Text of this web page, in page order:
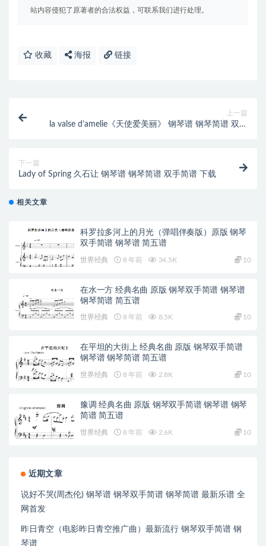
站内容侵犯了原著者的合法权益，可联系我们进行处理。
收藏 海报 链接
上一篇
la valse d’amelie《天使爱美丽》 钢琴谱 钢琴简谱 双手
下一篇
Lady of Spring 久石让 钢琴谱 钢琴简谱 双手简谱 下载
相关文章
科罗拉多河上的月光（弹唱伴奏版）原版 钢琴
双手简谱 钢琴谱 简五谱
世界经典 8 年前 34.5K 10
在水一方 经典名曲 原版 钢琴双手简谱 钢琴谱
钢琴简谱 简五谱
世界经典 8 年前 8.5K 10
在平坦的大街上 经典名曲 原版 钢琴双手简谱
钢琴谱 钢琴简谱 简五谱
世界经典 8 年前 2.8K 10
豫调 经典名曲 原版 钢琴双手简谱 钢琴谱 钢琴
简谱 简五谱
世界经典 8 年前 2.6K 10
近期文章
说好不哭(周杰伦) 钢琴谱 钢琴双手简谱 钢琴简谱 最新乐谱 全
网首发
昨日青空（电影昨日青空推广曲）最新流行 钢琴双手简谱 钢
琴谱